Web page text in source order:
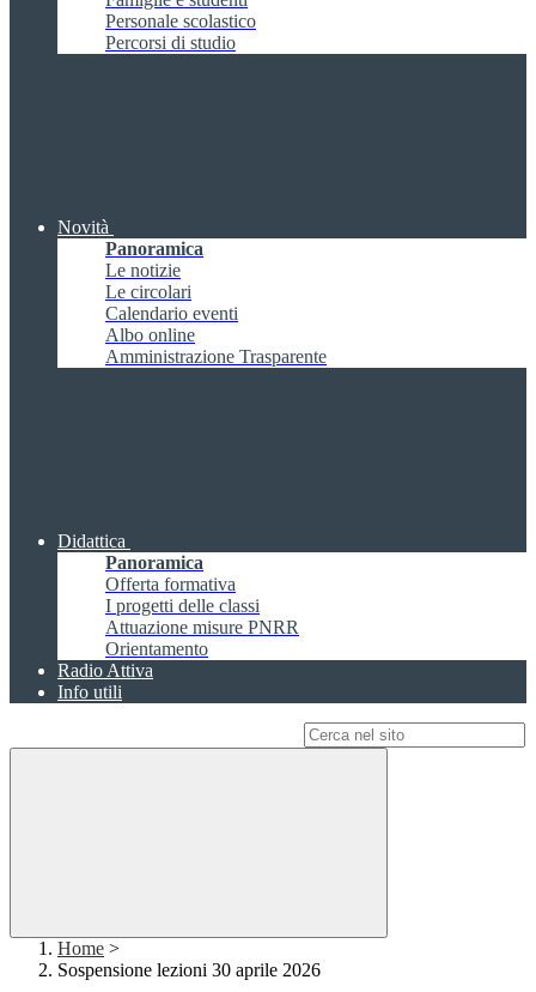
Personale scolastico
Percorsi di studio
Novità
Panoramica
Le notizie
Le circolari
Calendario eventi
Albo online
Amministrazione Trasparente
Didattica
Panoramica
Offerta formativa
I progetti delle classi
Attuazione misure PNRR
Orientamento
Radio Attiva
Info utili
Home >
Sospensione lezioni 30 aprile 2026